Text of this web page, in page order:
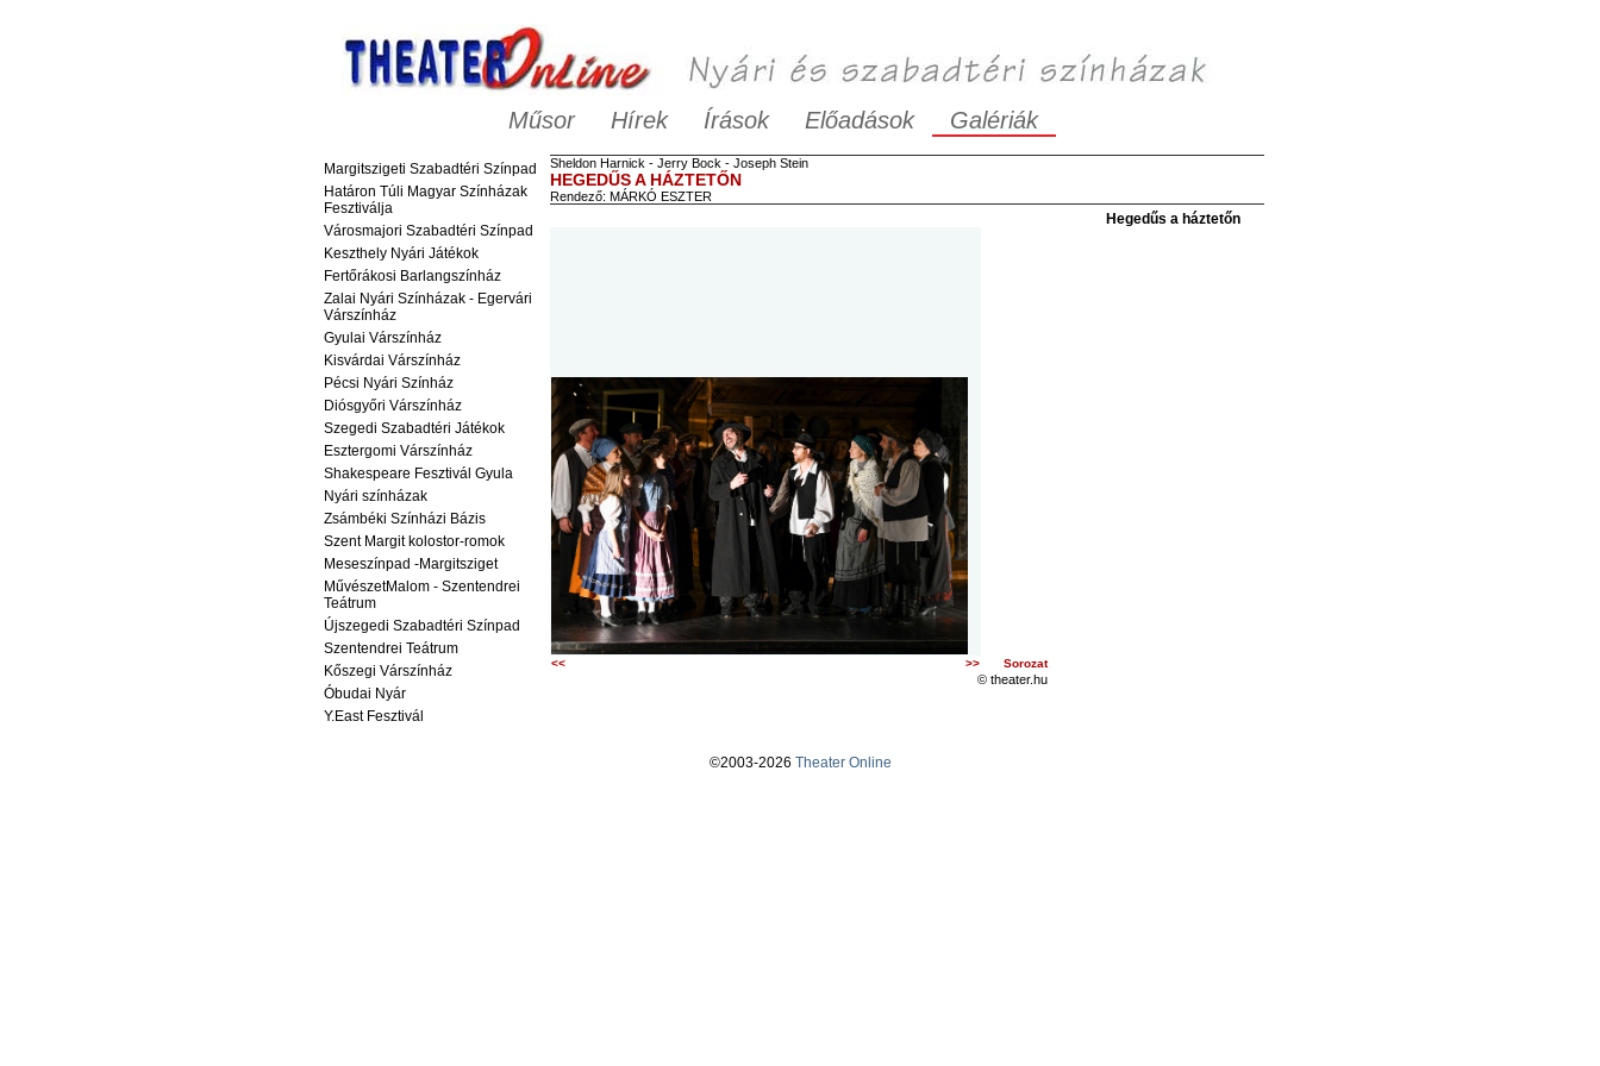
Műsor Hírek Írások Előadások Galériák
Margitszigeti Szabadtéri Színpad
Határon Túli Magyar Színházak
Fesztiválja
Városmajori Szabadtéri Színpad
Keszthely Nyári Játékok
Fertőrákosi Barlangszínház
Zalai Nyári Színházak - Egervári
Várszínház
Gyulai Várszínház
Kisvárdai Várszínház
Pécsi Nyári Színház
Diósgyőri Várszínház
Szegedi Szabadtéri Játékok
Esztergomi Várszínház
Shakespeare Fesztivál Gyula
Nyári színházak
Zsámbéki Színházi Bázis
Szent Margit kolostor-romok
Meseszínpad -Margitsziget
MűvészetMalom - Szentendrei
Teátrum
Újszegedi Szabadtéri Színpad
Szentendrei Teátrum
Kőszegi Várszínház
Óbudai Nyár
Y.East Fesztivál
Sheldon Harnick - Jerry Bock - Joseph Stein
HEGEDŰS A HÁZTETŐN
Rendező: MÁRKÓ ESZTER
Hegedűs a háztetőn
<< >> Sorozat
© theater.hu
©2003-2026 Theater Online